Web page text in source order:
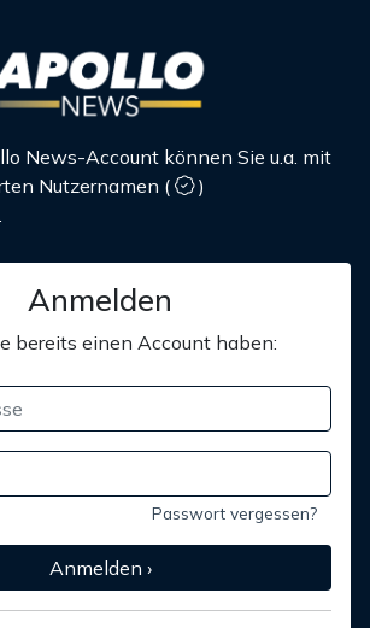
News-Account können Sie u.a. mit
Nutzernamen (
)
Anmelden
bereits einen Account haben:
Passwort vergessen?
Anmelden ›